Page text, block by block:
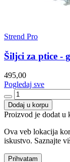
Strend Pro
Šiljci za ptice -
495,00
Pogledaj sve
Dodaj u korpu
Proizvod je dodat u
Ova veb lokacija
iskustvo. Saznajte
Prihvatam